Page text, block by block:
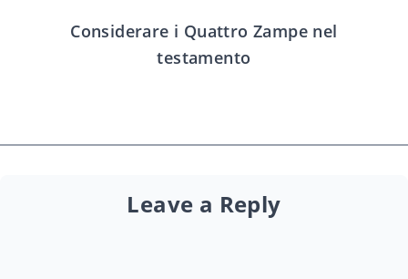
Considerare i Quattro Zampe nel
testamento
Leave a Reply